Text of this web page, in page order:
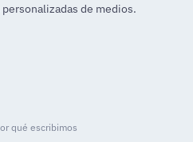
de medios.
qué escribimos